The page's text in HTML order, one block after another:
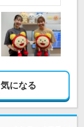
気になる